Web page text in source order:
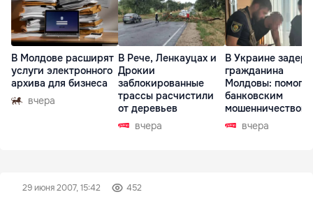
В Молдове расширят
услуги электронного
архива для бизнеса
вчера
В Рече, Ленкауцах и
Дрокии
заблокированные
трассы расчистили
от деревьев
вчера
В Украине
гражданина
Молдовы:
банковским
мошенничеством
Чехиивчера
29 июня 2007, 15:42 452